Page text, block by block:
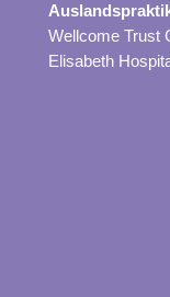
Wellcome Trust
Elisabeth